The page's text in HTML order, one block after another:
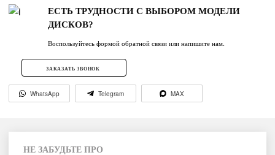
ЕСТЬ ТРУДНОСТИ С ВЫБОРОМ МОДЕЛИ
ДИСКОВ?
Воспользуйтесь формой обратной связи или напишите нам.
ЗАКАЗАТЬ ЗВОНОК
WhatsApp Telegram MAX
НЕ ЗАБУДЬТЕ ПРО